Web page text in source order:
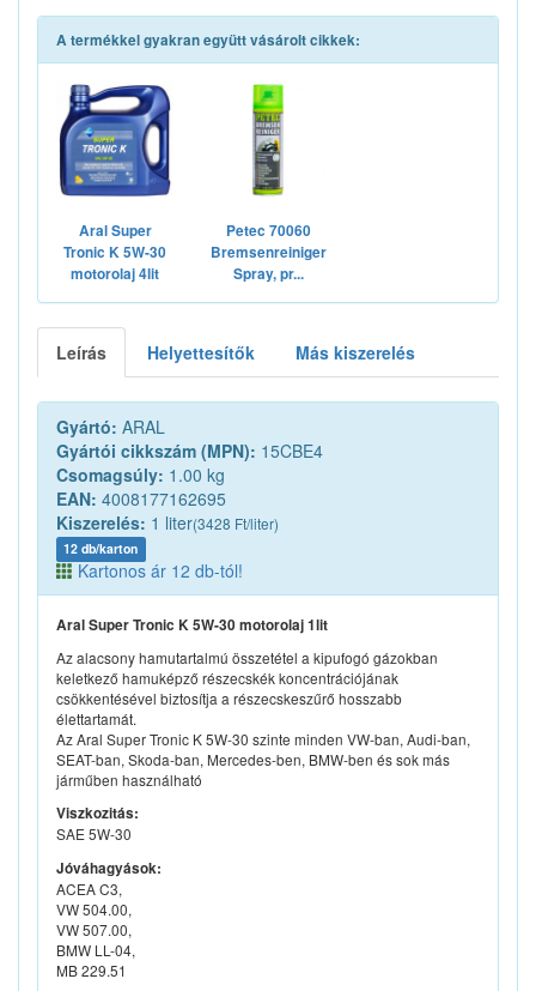
A termékkel gyakran együtt vásárolt cikkek:
Aral Super
Tronic K 5W-30
motorolaj 4lit
Petec 70060
Bremsenreiniger
Spray, pr...
Leírás Helyettesítők Más kiszerelés
Gyártó: ARAL
Gyártói cikkszám (MPN): 15CBE4
Csomagsúly: 1.00 kg
EAN: 4008177162695
Kiszerelés: 1 liter(3428 Ft/liter)
12 db/karton
Kartonos ár 12 db-tól!
Aral Super Tronic K 5W-30 motorolaj 1lit
Az alacsony hamutartalmú összetétel a kipufogó gázokban
keletkező hamuképző részecskék koncentrációjának
csökkentésével biztosítja a részecskeszűrő hosszabb
élettartamát.
Az Aral Super Tronic K 5W-30 szinte minden VW-ban, Audi-ban,
SEAT-ban, Skoda-ban, Mercedes-ben, BMW-ben és sok más
járműben használható
Viszkozitás:
SAE5W-30
Jóváhagyások:
ACEA C3,
VW 504.00,
VW 507.00,
BMW LL-04,
MB 229.51